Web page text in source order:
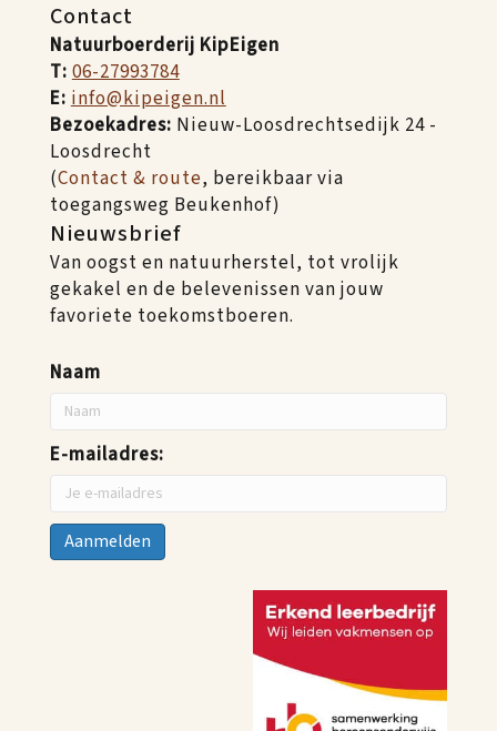
Contact
Natuurboerderij KipEigen
T:06-27993784
E:info@kipeigen.nl
Bezoekadres: Nieuw-Loosdrechtsedijk 24 -
Loosdrecht
(Contact & route, bereikbaar via
toegangsweg Beukenhof)
Nieuwsbrief
Van oogst en natuurherstel, tot vrolijk
gekakel en de belevenissen van jouw
favoriete toekomstboeren.
Naam
E-mailadres: